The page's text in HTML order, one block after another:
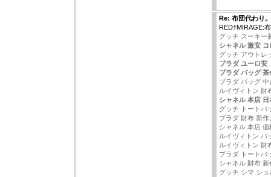
Re: 布団代わり。
RED†MIRAGE:
グッチ スーキー
シャネル 激安 コ
グッチ アウトレ
プラダ ユーロ安
プラダ バッグ 茶
プラダ バッグ 中
ルイヴィトン 財
シャネル 本店 日
グッチ トートバ
プラダ 財布 新作
シャネル 本店 価
ルイヴィトン バ
ルイヴィトン 財
プラダ トートバ
シャネル 財布 新
グッチ シマ シ